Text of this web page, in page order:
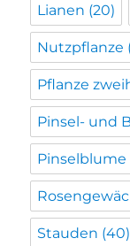
Lianen (20)
Nutzpflanze
Pflanze
Pinsel- und
Pinselblume
Stauden (40)